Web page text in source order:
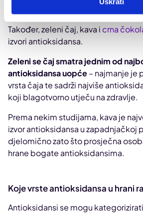
Također, zeleni čaj, kava i crna
izvori antioksidansa.
Zeleni se čaj smatra jednim od
antioksidansa uopće– najmanje je
vrsta čaja te sadrži najviše
koji blagotvorno utječu na zdravlje.
Prema nekim studijama, kava je
izvor antioksidansa u zapadnjačkoj
djelomično zato što prosječna
hrane bogate antioksidansima.
Koje vrste antioksidansa u hrani
Antioksidansi se mogu